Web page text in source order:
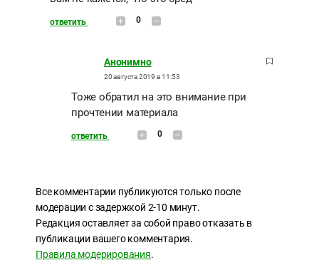
ответить 0
Анонимно
20 августа 2019 в 11:53
Тоже обратил на это внимание при
прочтении материала
ответить 0
Все комментарии публикуются только после
модерации с задержкой 2-10 минут.
Редакция оставляет за собой право отказать в
публикации вашего комментария.
Правила модерирования.